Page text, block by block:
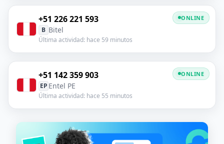
+51 226 221 593
B Bitel
Última actividad: hace 59 minutos
ONLINE
+51 142 359 903
EP Entel PE
Última actividad: hace 55 minutos
ONLINE